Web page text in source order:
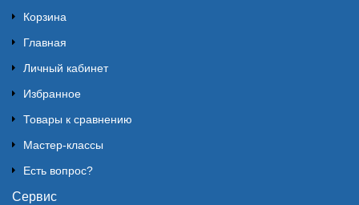
Корзина
Главная
Личный кабинет
Избранное
Товары к сравнению
Мастер-классы
Есть вопрос?
Сервис